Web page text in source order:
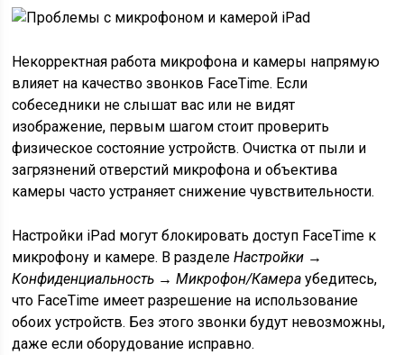
Некорректная работа микрофона и камеры напрямую
влияет на качество звонков FaceTime. Если
собеседники не слышат вас или не видят
изображение, первым шагом стоит проверить
физическое состояние устройств. Очистка от пыли и
загрязнений отверстий микрофона и объектива
камеры часто устраняет снижение чувствительности.
Настройки iPad могут блокировать доступ FaceTime к
микрофону и камере. В разделеНастройки →
Конфиденциальность → Микрофон/Камера убедитесь,
что FaceTime имеет разрешение на использование
обоих устройств. Без этого звонки будут невозможны,
даже если оборудование исправно.